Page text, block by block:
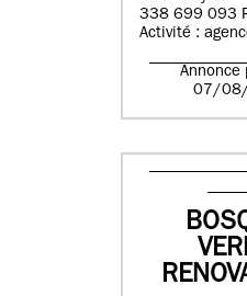
338 699 093
Activité :
Annonce
07/